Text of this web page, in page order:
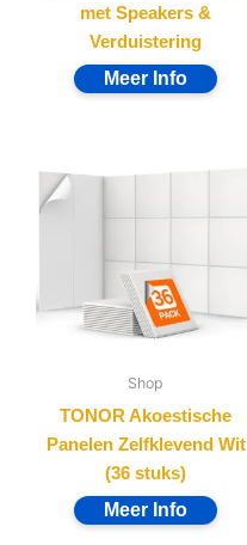
met Speakers &
Verduistering
Shop
TONOR Akoestische
Panelen Zelfklevend Wit
(36 stuks)